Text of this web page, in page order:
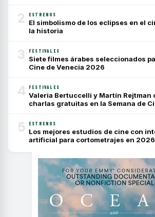
2 ESTRENOS
El simbolismo de los eclipses en el
la historia
3 FESTIVALES
Siete filmes árabes seleccionados
Cine de Venecia 2026
4 FESTIVALES
Valeria Bertuccelli y Martín Rejtman
charlas gratuitas en la Semana de
5 ESTRENOS
Los mejores estudios de cine con
artificial para cortometrajes en 2026